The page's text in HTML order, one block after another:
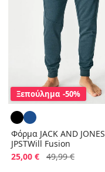
Ξεπούλημα -50%
Φόρμα JACK AND JONES
JPSTWill Fusion
Έκπτωση
25,00 € Αρχική τιμή
49,99 €